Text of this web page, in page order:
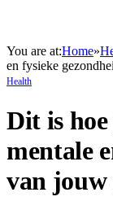
You are at:Home»
en fysieke
Health
Dit is
mentale
van jouw